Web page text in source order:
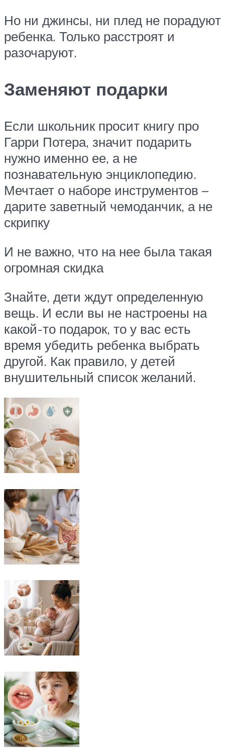
Но ни джинсы, ни плед не порадуют
ребенка. Только расстроят и
разочаруют.
Заменяют подарки
Если школьник просит книгу про
Гарри Потера, значит подарить
нужно именно ее, а не
познавательную энциклопедию.
Мечтает о наборе инструментов –
дарите заветный чемоданчик, а не
скрипку
И не важно, что на нее была такая
огромная скидка
Знайте, дети ждут определенную
вещь. И если вы не настроены на
какой-то подарок, то у вас есть
время убедить ребенка выбрать
другой. Как правило, у детей
внушительный список желаний.